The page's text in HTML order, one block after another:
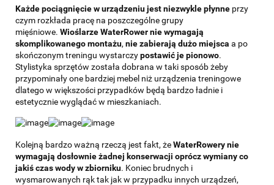
Każde pociągnięcie w urządzeniu jest niezwykle płynne przy
czym rozkłada pracę na poszczególne grupy
mięśniowe. Wioślarze WaterRower nie wymagają
skomplikowanego montażu, nie zabierają dużo miejsca a po
skończonym treningu wystarczypostawić je pionowo.
Stylistyka sprzętów została dobrana w taki sposób żeby
przypominały one bardziej mebel niż urządzenia treningowe
dlatego w większości przypadków będą bardzo ładnie i
estetycznie wyglądać w mieszkaniach.
Kolejną bardzo ważną rzeczą jest fakt, żeWaterRowery nie
wymagają dosłownie żadnej konserwacji oprócz wymiany co
jakiś czas wody w zbiorniku. Koniec brudnych i
wysmarowanych rąk tak jak w przypadku innych urządzeń,